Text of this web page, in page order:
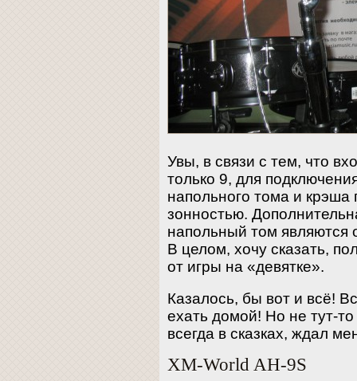
Увы, в связи с тем, что
только 9, для
напольного тома и
зонностью.
напольный том являются
В целом, хочу сказать,
от игры на «девятке».
Казалось, бы вот и всё!
ехать домой! Но не тут-
всегда в сказках, ждал
XM-World AH-9S